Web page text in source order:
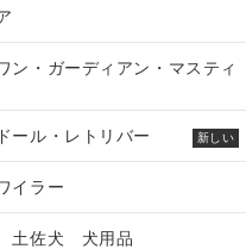
ン・ガーディアン・マスティ
ール・レトリバー 新しい
イラー
土佐犬 犬用品